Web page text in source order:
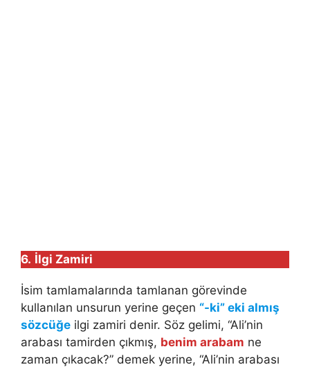
6. İlgi Zamiri
İsim tamlamalarında tamlanan görevinde
kullanılan unsurun yerine geçen “-ki” eki almış
sözcüğe ilgi zamiri denir. Söz gelimi, “Ali’nin
arabası tamirden çıkmış, benim arabam ne
zaman çıkacak?” demek yerine, “Ali’nin arabası